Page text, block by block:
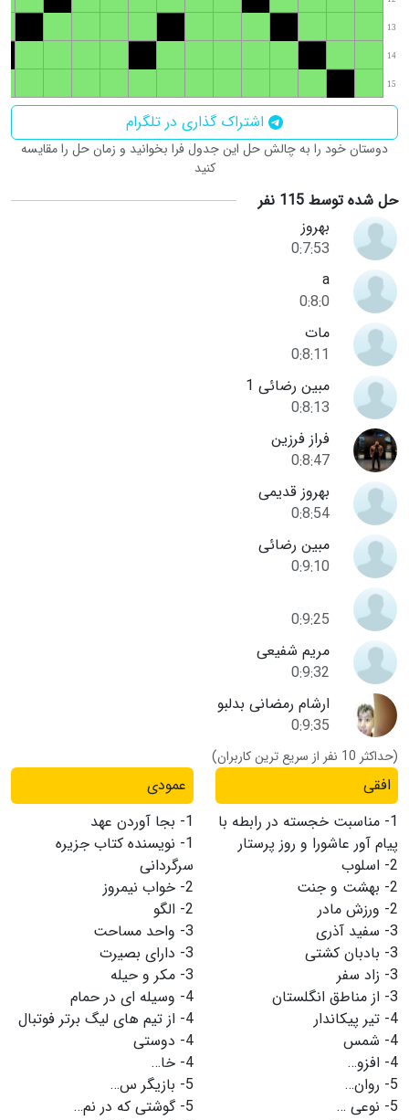
13
14
15
اشتراک گذاری در تلگرام
دوستان خود را به چالش حل این جدول فرا بخوانید و زمان حل را مقایسه
کنید
حل شده توسط 115 نفر
بهروز
0:7:53
a
0:8:0
مات
0:8:11
مبین رضائی 1
0:8:13
فراز فرزین
0:8:47
بهروز قدیمی
0:8:54
مبین رضائی
0:9:10
0:9:25
مریم شفیعی
0:9:32
ارشام رمضانی بدلبو
0:9:35
(حداکثر 10 نفر از سریع ترین کاربران)
افقی
1- مناسبت خجسته در رابطه با
پیام آور عاشورا و روز پرستار
2- اسلوب
2- بهشت و جنت
2- ورزش مادر
3- سفید آذری
3- بادبان کشتی
3- زاد سفر
3- از مناطق انگلستان
4- تیر پیکاندار
4- شمس
4- افزو…
5- روان…
5- نوعی …
عمودی
1- بجا آوردن عهد
1- نویسنده کتاب جزیره
سرگردانی
2- خواب نیمروز
2- الگو
3- واحد مساحت
3- دارای بصیرت
3- مکر و حیله
4- وسیله ای در حمام
4- از تیم های لیگ برتر فوتبال
4- دوستی
4- خا…
5- بازیگر س…
5- گوشتی که در نم…